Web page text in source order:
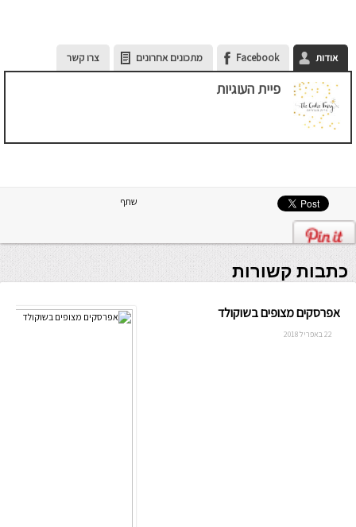
אודות Facebook מתכונים אחרונים צרו קשר
פיית העוגיות
שתף
כתבות קשורות
אפרסקים מצופים בשוקולד
22 באפריל 2018